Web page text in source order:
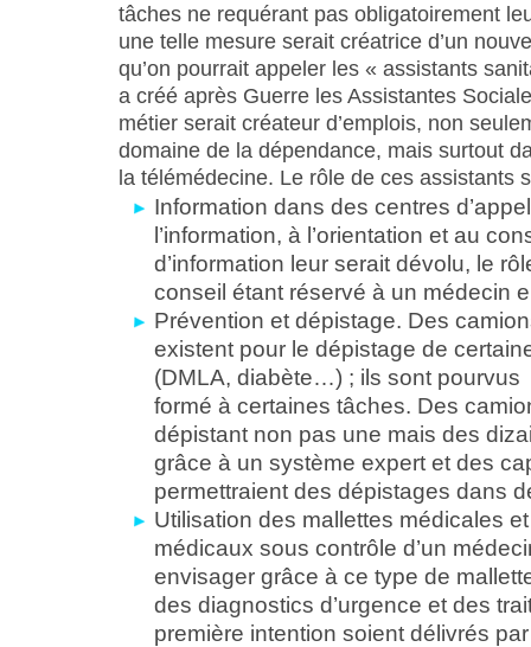
tâches ne requérant pas obligatoirement
une telle mesure serait créatrice d’un
qu’on pourrait appeler les « assistants
a créé après Guerre les Assistantes
métier serait créateur d’emplois, non
domaine de la dépendance, mais surtout
la télémédecine. Le rôle de ces assistants
Information dans des centres
l’information, à l’orientation et au
d’information leur serait dévolu, le
conseil étant réservé à un médecin
Prévention et dépistage. Des
existent pour le dépistage de
(DMLA, diabète…) ; ils sont pourvus
formé à certaines tâches. Des
dépistant non pas une mais des
grâce à un système expert et des
permettraient des dépistages dans
Utilisation des mallettes médicales
médicaux sous contrôle d’un
envisager grâce à ce type de
des diagnostics d’urgence et des
première intention soient délivrés